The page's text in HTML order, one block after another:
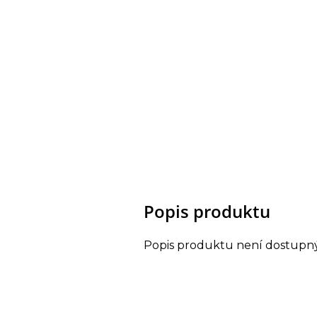
Popis produktu
Popis produktu není